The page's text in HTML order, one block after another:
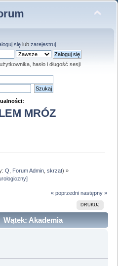
sięlub zarejestruj.
hasło i długość sesji
MRÓZ
Q Forum Admin ,skrzat) »
« poprzedni następny »
DRUKUJ
Wątek: Akademia
(Przeczytany